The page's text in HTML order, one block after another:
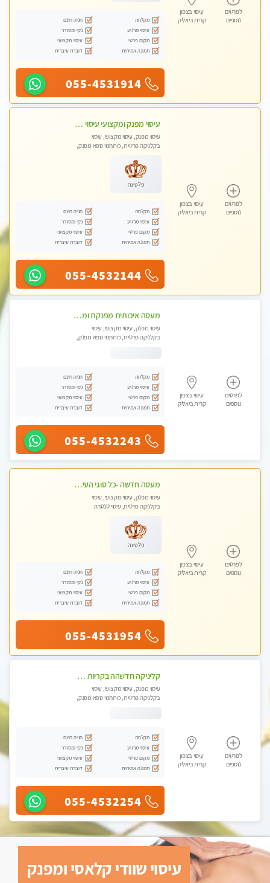
לפרטים
נוספים
עיסוי בצפון
קרית ביאליק
מקלחת
חניה חינם
עיסוי מרגיע
נקי ומסודר
מקום פרטי
עיסוי מקצועי
תמונה אמיתית
דוברת עיברית
055-4531914
לפרטים
נוספים
עיסוי בצפון
קרית ביאליק
עיסוי מפנק ומקצועי עיסוי עם אבנים חמות. מעסה עם תעודות. טיפול מרגיע משחרר באווירה נעימה נקיה ומסודרת. יש חניה ומקלחת
עיסוי מפנק, עיסוי מקצועי, עיסוי
בקלניקה פרטית, מתחמי ספא מפנק,
פלטינה
מקלחת
חניה חינם
עיסוי מרגיע
נקי ומסודר
מקום פרטי
עיסוי מקצועי
תמונה אמיתית
דוברת עיברית
055-4532144
לפרטים
נוספים
עיסוי בצפון
קרית ביאליק
מעסה איכותית מפנקת ומקצועית עיסוי חלומי ..... בקריות
עיסוי מפנק, עיסוי מקצועי, עיסוי
בקלניקה פרטית, מתחמי ספא מפנק,
מקלחת
חניה חינם
עיסוי מרגיע
נקי ומסודר
מקום פרטי
עיסוי מקצועי
תמונה אמיתית
דוברת עיברית
055-4532243
לפרטים
נוספים
עיסוי בצפון
קרית ביאליק
מעסה חדשה -כל סוגי העיסויים מעסה מקצועית ואיכותית פרטי!!!מומלץ לחלוטין!!
עיסוי מפנק, עיסוי מקצועי, עיסוי
בקלניקה פרטית, עיסוי טנטרה
פלטינה
מקלחת
חניה חינם
עיסוי מרגיע
נקי ומסודר
מקום פרטי
עיסוי מקצועי
תמונה אמיתית
דוברת עיברית
055-4531954
לפרטים
נוספים
עיסוי בצפון
קרית ביאליק
קליניקה חדשהה בקריות מעסה איכותית מפנקת ומקצועית מאוד+נשים +זוגות
עיסוי מפנק, עיסוי מקצועי, עיסוי
בקלניקה פרטית, מתחמי ספא מפנק,
מקלחת
חניה חינם
עיסוי מרגיע
נקי ומסודר
מקום פרטי
עיסוי מקצועי
תמונה אמיתית
דוברת עיברית
055-4532254
עיסוי שוודי קלאסי ומפנק